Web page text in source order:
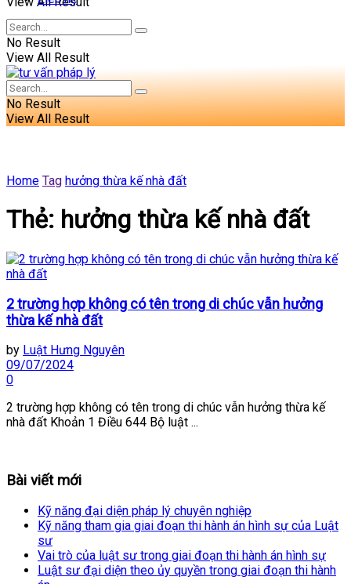
No Result
View All Result
No Result
View All Result
Home Tag hưởng thừa kế nhà đất
Thẻ: hưởng thừa kế nhà đất
2 trường hợp không có tên trong di chúc vẫn hưởng
thừa kế nhà đất
by Luật Hưng Nguyên
09/07/2024
0
2 trường hợp không có tên trong di chúc vẫn hưởng thừa kế
nhà đất Khoản 1 Điều 644 Bộ luật ...
Bài viết mới
Kỹ năng đại diện pháp lý chuyên nghiệp
Kỹ năng tham gia giai đoạn thi hành án hình sự của Luật
sư
Vai trò của luật sư trong giai đoạn thi hành án hình sự
Luật sư đại diện theo ủy quyền trong giai đoạn thi hành